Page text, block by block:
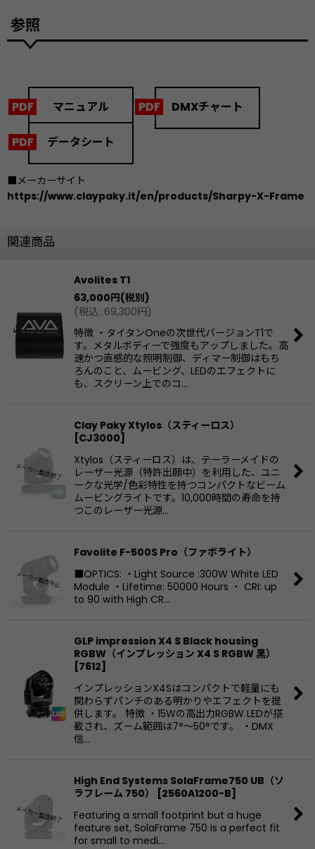
参照
マニュアル DMXチャート
データシート
■メーカーサイト
https://www.claypaky.it/en/products/Sharpy-X-Frame
関連商品
Avolites T1
63,000円(税別)
(税込: 69,300円)
特徴 ・タイタンOneの次世代バージョンT1で
す。メタルボディーで強度もアップしました。高
速かつ直感的な照明制御、ディマー制御はもち
ろんのこと、ムービング、LEDのエフェクトに
も、スクリーン上でのコ…
Clay Paky Xtylos（スティーロス）
[CJ3000]
Xtylos（スティーロス）は、テーラーメイドの
レーザー光源（特許出願中）を利用した、ユニ
ークな光学/色彩特性を持つコンパクトなビーム
ムービングライトです。10,000時間の寿命を持
つこのレーザー光源…
Favolite F-500S Pro（ファボライト）
■OPTICS: ・Light Source :300W White LED
Module ・Lifetime: 50000 Hours ・ CRI: up
to 90 with High CR…
GLP impression X4 S Black housing
RGBW（インプレッション X4 S RGBW 黒）
[7612]
インプレッションX4Sはコンパクトで軽量にも
関わらずパンチのある明かりやエフェクトを提
供します。 特徴 ・15Wの高出力RGBW LEDが搭
載され、ズーム範囲は7°〜50°です。 ・DMX
信…
High End Systems SolaFrame750 UB（ソ
ラフレーム 750）
[2560A1200-B]
Featuring a small footprint but a huge
feature set, SolaFrame 750 is a perfect fit
for small to medi…